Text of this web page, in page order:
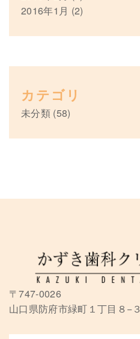
2016年1月 (2)
カテゴリ
未分類(58)
〒747-0026
山口県防府市緑町１丁目８−３